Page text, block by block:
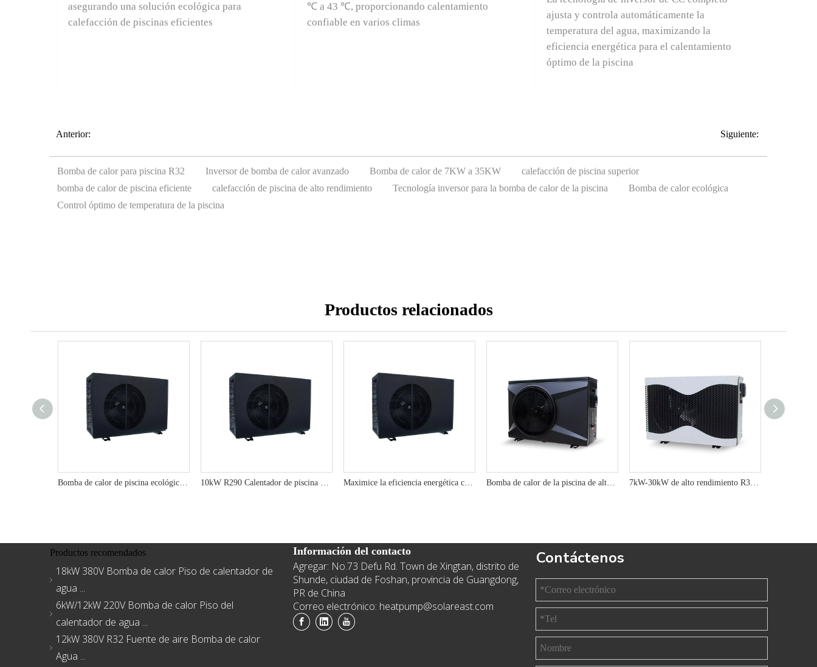
asegurando una solución ecológica para
calefacción de piscinas eficientes
℃ a 43 ℃, proporcionando calentamiento
confiable en varios climas
ajusta y controla automáticamente la
temperatura del agua, maximizando la
eficiencia energética para el calentamiento
óptimo de la piscina
Anterior: Siguiente:
Bomba de calor para piscina R32 Inversor de bomba de calor avanzado Bomba de calor de 7KW a 35KW
calefacción de piscina superior
bomba de calor de piscina eficiente
calefacción de piscina de alto rendimiento Tecnología inversor para la bomba de calor de la piscina
Bomba de calor ecológica
Control óptimo de temperatura de la piscina
Productos relacionados
Bomba de calor de piscina ecológica de 13kW R290 para la máxima eficiencia 10kW R290 Calentador de piscina de la bomba de calor mejorado con el rendimiento mejorado con SG Maximice la eficiencia energética con 7kW R290 Solución de piscina de la bomba de calor Bomba de calor de la piscina de alto rendimiento de 7kW/10kW/13kW R32 con eficiencia energética avanzada y beneficios ambientales 7kW-30kW de alto rendimiento R32 Inverter Pool Bomba de calor Agua de agua para calentamiento rentable
Productos recomendados
18kW 380V Bomba de calor Piso de calentador de
agua ...
6kW/12kW 220V Bomba de calor Piso del
calentador de agua ...
12kW 380V R32 Fuente de aire Bomba de calor
Agua ...
Información del contacto
Agregar: No.73 Defu Rd. Town de Xingtan, distrito de
Shunde, ciudad de Foshan, provincia de Guangdong,
PR de China
Correo electrónico: heatpump@solareast.com
Contáctenos